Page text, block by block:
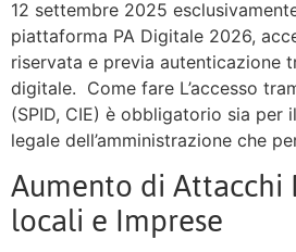
12 settembre 2025
piattaforma PA Digitale 2026,
riservata e previa autenticazione
digitale. Come fare L’accesso
(SPID, CIE) è obbligatorio sia per
legale dell’amministrazione che
Aumento di Attacchi
locali e Imprese